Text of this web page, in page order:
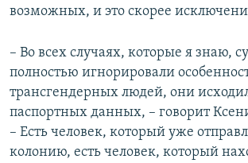
возможных, и это скорее
– Во всех случаях, которые я знаю,
полностью игнорировали
трансгендерных людей, они
паспортных данных, – говорит
– Есть человек, который уже
колонию, есть человек, который